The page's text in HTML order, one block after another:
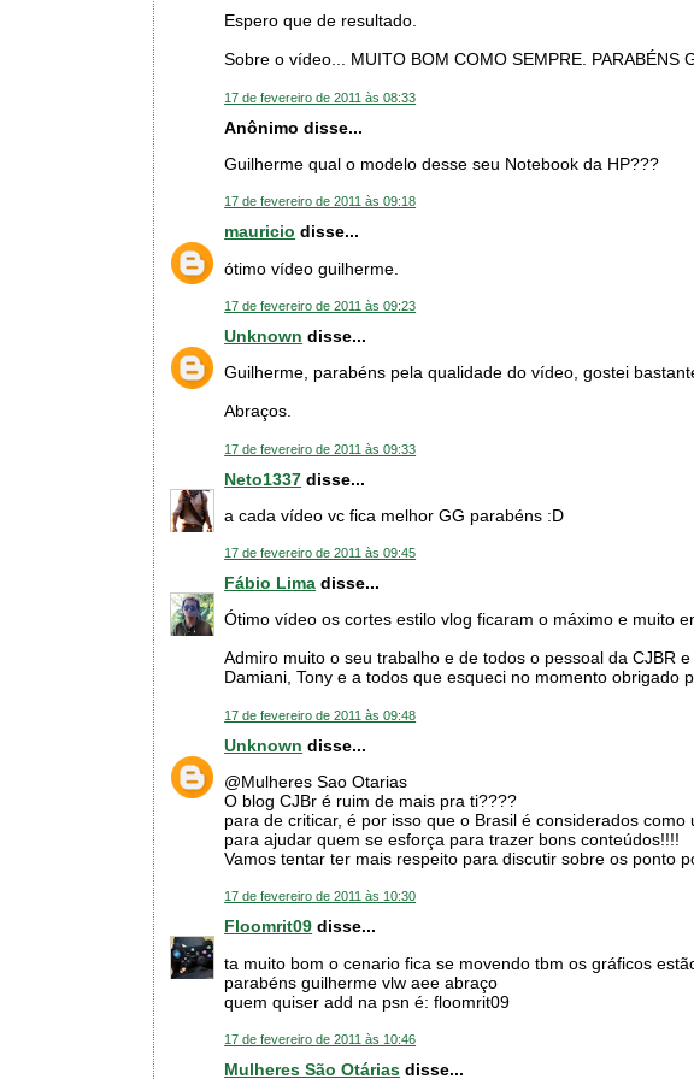
Espero que de resultado.
Sobre o vídeo... MUITO BOM COMO SEMPRE. PARABÉNS
17 de fevereiro de 2011 às 08:33
Anônimo disse...
Guilherme qual o modelo desse seu Notebook da HP???
17 de fevereiro de 2011 às 09:18
mauricio disse...
ótimo vídeo guilherme.
17 de fevereiro de 2011 às 09:23
Unknown disse...
Guilherme, parabéns pela qualidade do vídeo, gostei
Abraços.
17 de fevereiro de 2011 às 09:33
Neto1337 disse...
a cada vídeo vc fica melhor GG parabéns :D
17 de fevereiro de 2011 às 09:45
Fábio Lima disse...
Ótimo vídeo os cortes estilo vlog ficaram o máximo e muito
Admiro muito o seu trabalho e de todos o pessoal da CJBR
Damiani, Tony e a todos que esqueci no momento obrigado
17 de fevereiro de 2011 às 09:48
Unknown disse...
@Mulheres Sao Otarias
O blog CJBr é ruim de mais pra ti????
para de criticar, é por isso que o Brasil é considerados
para ajudar quem se esforça para trazer bons conteúdos!!!!
Vamos tentar ter mais respeito para discutir sobre os ponto
17 de fevereiro de 2011 às 10:30
Floomrit09 disse...
ta muito bom o cenario fica se movendo tbm os gráficos
parabéns guilherme vlw aee abraço
quem quiser add na psn é: floomrit09
17 de fevereiro de 2011 às 10:46
Mulheres São Otárias disse...